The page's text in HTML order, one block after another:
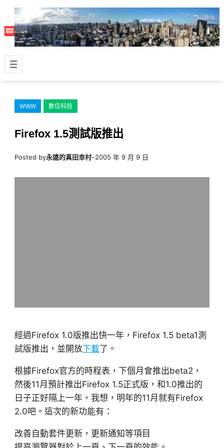
主
容
WWW 數位科技
Firefox 1.5測試版推出
Posted by永遠的真田幸村–2005 年 9 月 9 日
經過Firefox 1.0版推出快一年，Firefox 1.5 beta1測
試版推出，並開放下載了。
根據Firefox官方的時程表，下個月會推出beta2，
然後11月預計推出Firefox 1.5正式版，和1.0推出的
日子正好隔上一年。我想，明年的11月就有Firefox
2.0吧。這次的新功能有：
改善自動套件更新，更新通知等項目